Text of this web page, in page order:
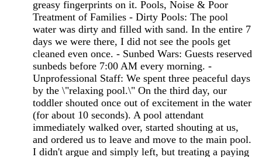
greasy fingerprints on it. Pools, Noise & Poor
Treatment of Families - Dirty Pools: The pool
water was dirty and filled with sand. In the entire 7
days we were there, I did not see the pools get
cleaned even once. - Sunbed Wars: Guests reserved
sunbeds before 7:00 AM every morning. -
Unprofessional Staff: We spent three peaceful days
by the \"relaxing pool.\" On the third day, our
toddler shouted once out of excitement in the water
(for about 10 seconds). A pool attendant
immediately walked over, started shouting at us,
and ordered us to leave and move to the main pool.
I didn't argue and simply left, but treating a paying